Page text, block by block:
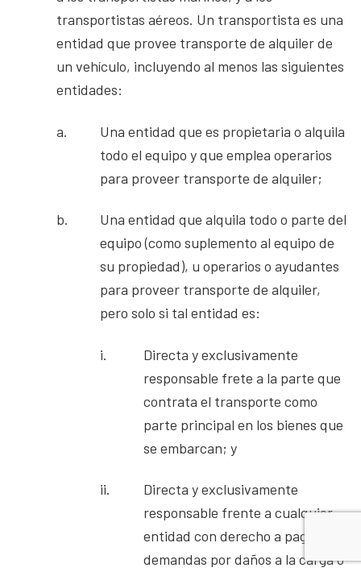
transportistas aéreos. Un transportista es una
entidad que provee transporte de alquiler de
un vehículo, incluyendo al menos las siguientes
entidades:
a.
Una entidad que es propietaria o alquila
todo el equipo y que emplea operarios
para proveer transporte de alquiler;
b.
Una entidad que alquila todo o parte del
equipo (como suplemento al equipo de
su propiedad), u operarios o ayudantes
para proveer transporte de alquiler,
pero solo si tal entidad es:
i.
Directa y exclusivamente
responsable frete a la parte que
contrata el transporte como
parte principal en los bienes que
se embarcan; y
ii.
Directa y exclusivamente
responsable frente a cualquier
entidad con derecho a pagos de
demandas por daños a la carga o